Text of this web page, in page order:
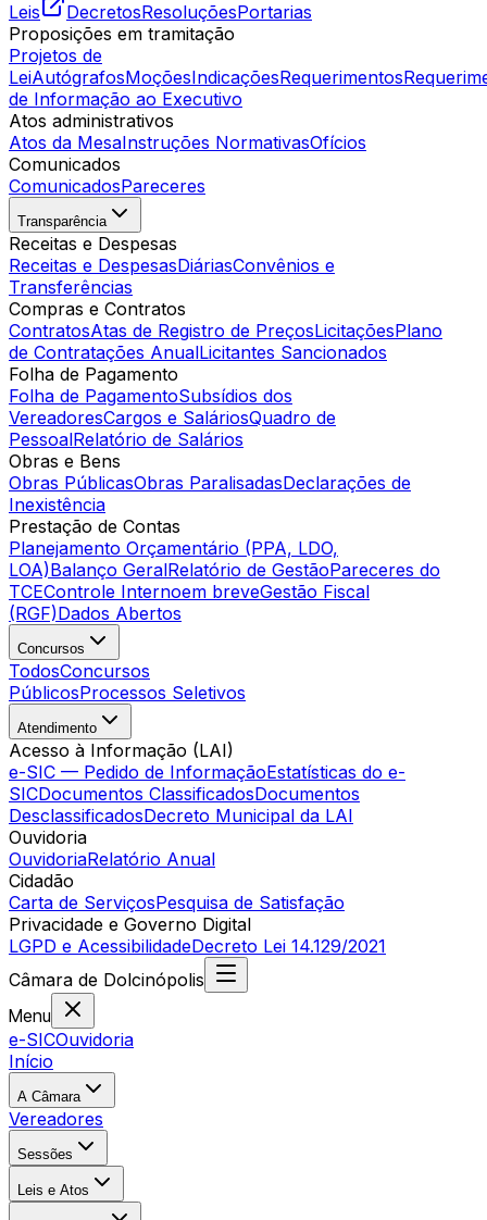
Leis
DecretosResoluçõesPortarias
Proposições em tramitação
Projetos de
LeiAutógrafosMoçõesIndicaçõesRequerimentos
de Informação ao Executivo
Atos administrativos
Atos da MesaInstruções NormativasOfícios
Comunicados
ComunicadosPareceres
Transparência
Receitas e Despesas
Receitas e DespesasDiáriasConvênios e
Transferências
Compras e Contratos
ContratosAtas de Registro de PreçosLicitaçõesPlano
de Contratações AnualLicitantes Sancionados
Folha de Pagamento
Folha de PagamentoSubsídios dos
VereadoresCargos e SaláriosQuadro de
PessoalRelatório de Salários
Obras e Bens
Obras PúblicasObras ParalisadasDeclarações de
Inexistência
Prestação de Contas
Planejamento Orçamentário (PPA, LDO,
LOA)Balanço GeralRelatório de GestãoPareceres do
TCEControle Internoem breveGestão Fiscal
(RGF)Dados Abertos
Concursos
TodosConcursos
PúblicosProcessos Seletivos
Atendimento
Acesso à Informação (LAI)
e-SIC — Pedido de InformaçãoEstatísticas do e-
SICDocumentos ClassificadosDocumentos
DesclassificadosDecreto Municipal da LAI
Ouvidoria
OuvidoriaRelatório Anual
Cidadão
Carta de ServiçosPesquisa de Satisfação
Privacidade e Governo Digital
LGPD e AcessibilidadeDecreto Lei 14.129/2021
Câmara de Dolcinópolis
Menu
e-SICOuvidoria
Início
A Câmara
Vereadores
Sessões
Leis e Atos